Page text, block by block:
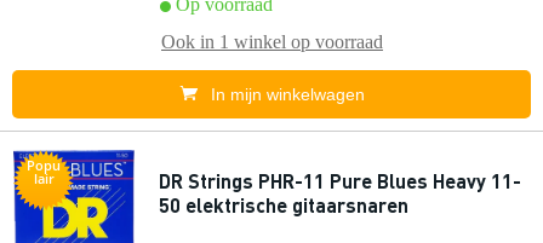
Op voorraad
Ook in 1 winkel op voorraad
In mijn winkelwagen
Popu
lair
DR Strings PHR-11 Pure Blues Heavy 11-
50 elektrische gitaarsnaren